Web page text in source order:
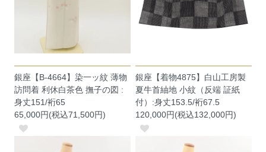
銀座【B-4664】染一ッ紋 薄物
訪問着 利休白茶色 撫子の図 :
身丈151/裄65
65,000円(税込71,500円)
銀座【着物4875】白山工房製
夏牛首紬地 小紋（反端 証紙
付）:身丈153.5/裄67.5
120,000円(税込132,000円)